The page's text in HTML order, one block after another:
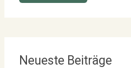
Neueste Beiträge